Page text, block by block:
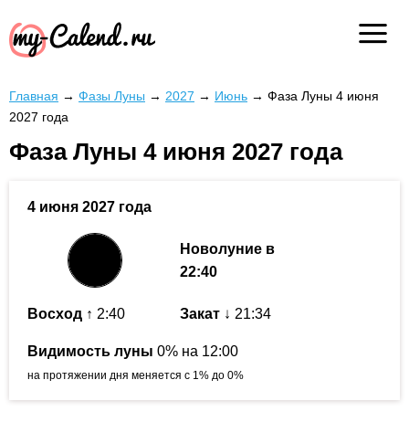
Главная → Фазы Луны → 2027 → Июнь → Фаза Луны 4 июня
2027 года
Фаза Луны 4 июня 2027 года
4 июня 2027 года
Новолуние в
22:40
Восход ↑ 2:40 Закат ↓ 21:34
Видимость луны 0% на 12:00
на протяжении дня меняется с 1% до 0%